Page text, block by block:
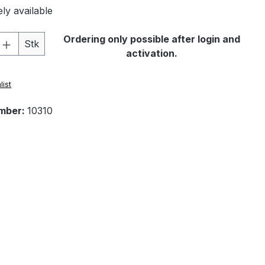
available
Quantity: Enter the desired amount
Stk
Ordering only possible after login and
activation.
10310